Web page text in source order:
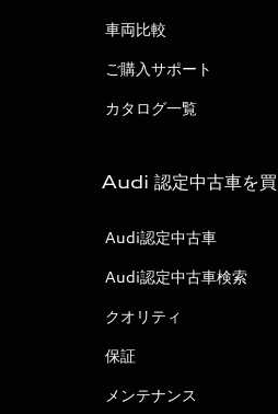
車両比較
ご購入サポート
カタログ一覧
Audi 認定中古車を買
Audi認定中古車
Audi認定中古車検索
クオリティ
保証
メンテナンス